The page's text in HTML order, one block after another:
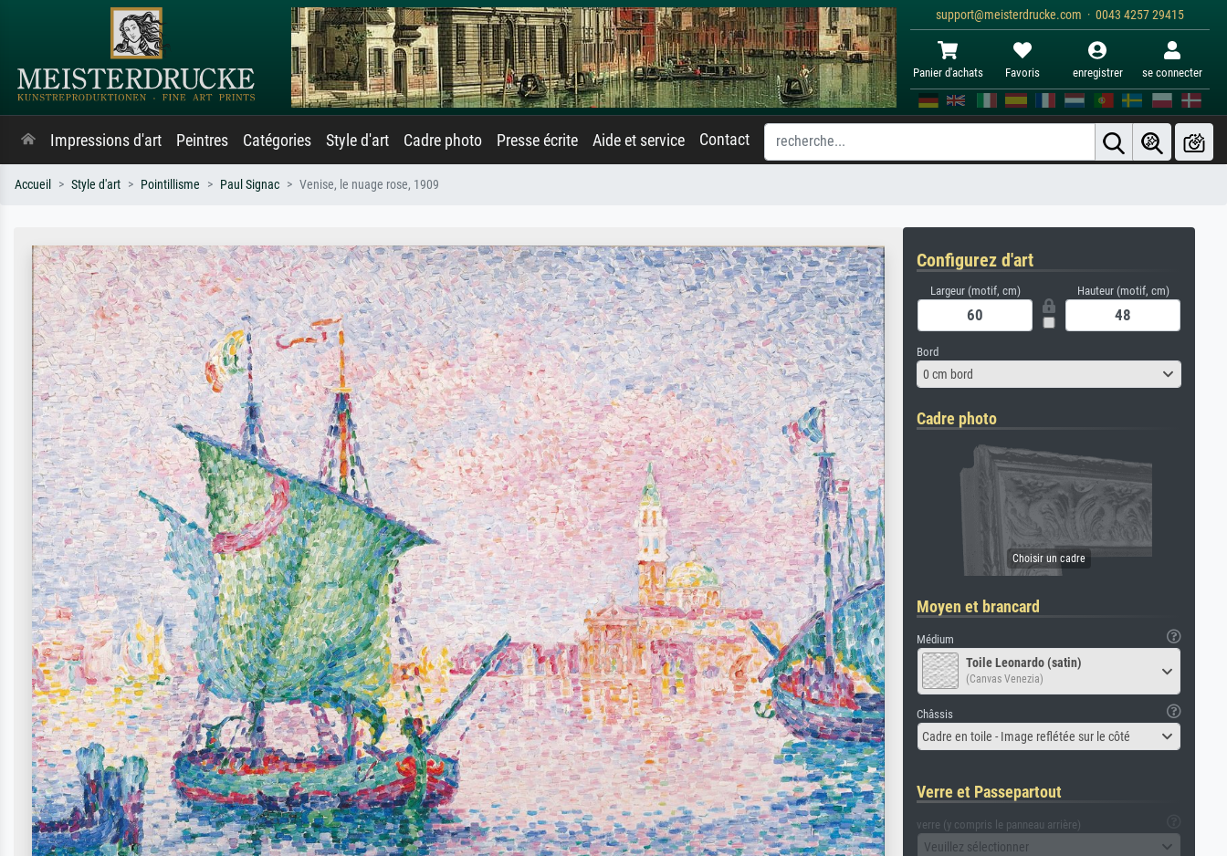
support@meisterdrucke.com · 0043 4257 29415
Panier d'achats Favoris enregistrer se connecter
Impressions d'art Peintres Catégories Style d'art Cadre photo Presse écrite Aide et service Contact
Accueil Style d'art Pointillisme Paul Signac Venise, le nuage rose, 1909
Configurez d'art
Largeur (motif, cm) Hauteur (motif, cm)
Bord
0 cm bord
Cadre photo
Moyen et brancard
Médium
Toile Leonardo (satin)
(Canvas Venezia)
Châssis
Cadre en toile - Image reflétée sur le côté
Verre et Passepartout
verre (y compris le panneau arrière)
Veuillez sélectionner